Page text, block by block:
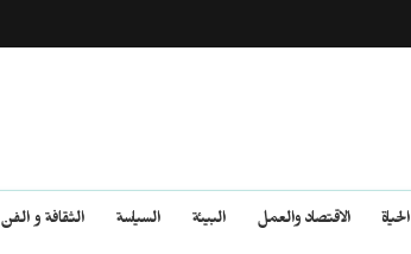
الحياة الاقتصاد والعمل البيئة السياسة الثقافة و الفن